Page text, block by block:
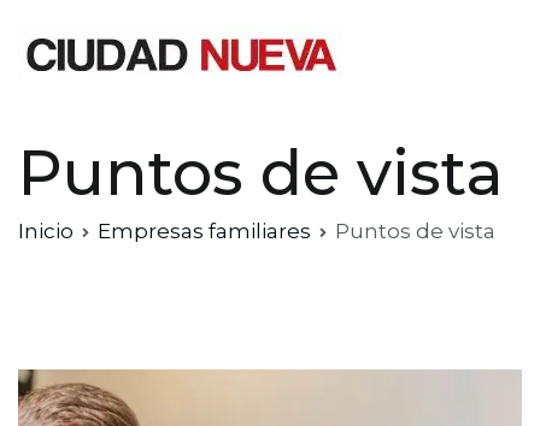
Puntos de vista
Inicio Empresas familiares Puntos de vista